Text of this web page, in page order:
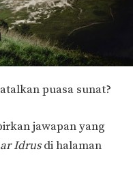
puasa sunat?
jawapan yang
Idrusdi halaman